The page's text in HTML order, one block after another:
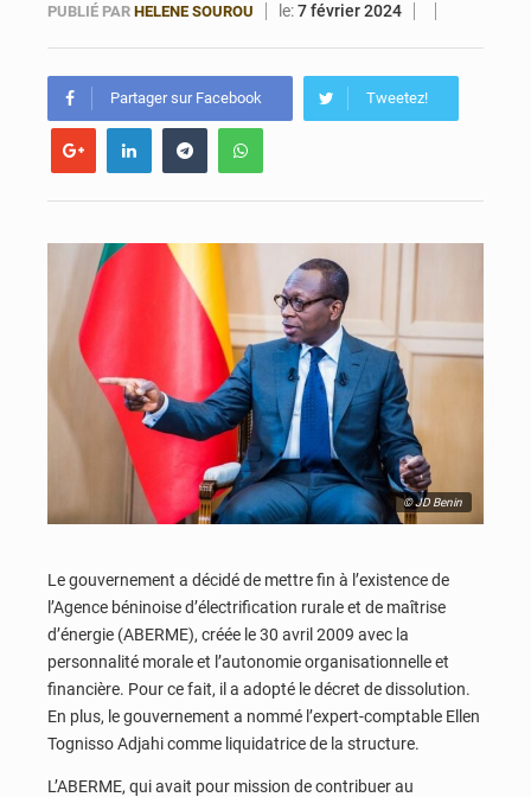
PUBLIÉ PAR HELENE SOUROU le:7 février 2024
Partager sur Facebook Tweetez!
© JD Benin
Le gouvernement a décidé de mettre fin à l’existence de
l’Agence béninoise d’électrification rurale et de maîtrise
d’énergie (ABERME), créée le 30 avril 2009 avec la
personnalité morale et l’autonomie organisationnelle et
financière. Pour ce fait, il a adopté le décret de dissolution.
En plus, le gouvernement a nommé l’expert-comptable Ellen
Tognisso Adjahi comme liquidatrice de la structure.
L’ABERME, qui avait pour mission de contribuer au